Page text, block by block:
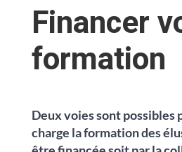
Financer
formation
Deux voies sont possibles
charge la formation des